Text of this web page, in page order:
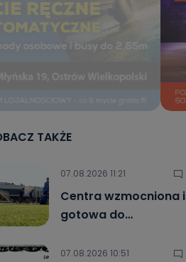
TAKŻE
07.08.2026 11:21
Centra wzmocniona i
gotowa do…
07.08.2026 10:51